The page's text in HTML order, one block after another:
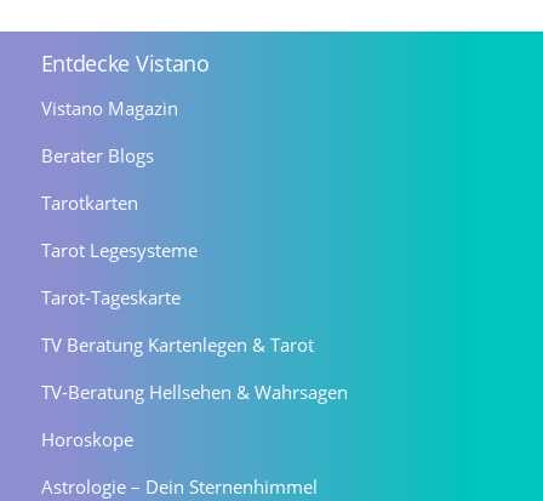
Entdecke Vistano
Vistano Magazin
Berater Blogs
Tarotkarten
Tarot Legesysteme
Tarot-Tageskarte
TV Beratung Kartenlegen & Tarot
TV-Beratung Hellsehen & Wahrsagen
Horoskope
Astrologie – Dein Sternenhimmel